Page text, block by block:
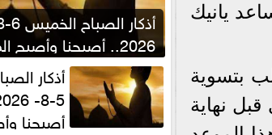
يانيك
بتسوية
نهاية
2026.. أصبحنا
والحمد لله
أذكار
أصبحنا